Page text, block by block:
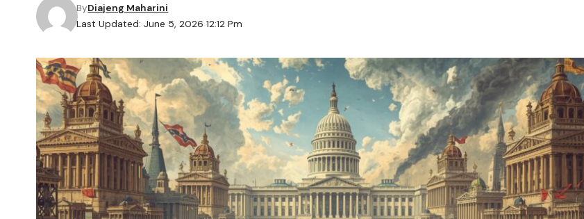
Last Updated: June 5, 2026 12:12 Pm
ByDiajeng Maharini